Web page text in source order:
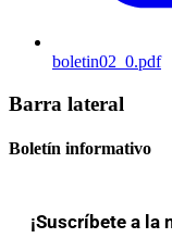
boletin02_0.pdf
Barra lateral
Boletín informativo
¡Suscríbete a